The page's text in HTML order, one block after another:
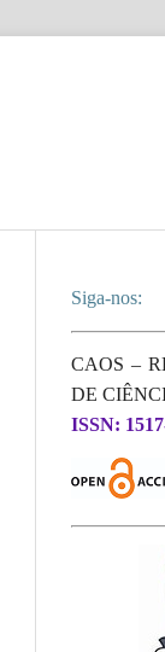
Siga-nos:
CAOS –
DE
ISSN: